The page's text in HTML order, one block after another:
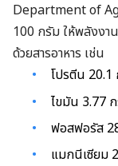
Department of
100 กรัม ให้พลังงา
ด้วยสารอาหาร เช่น
โปรตีน 20.1
ไขมัน 3.77
ฟอสฟอรัส
แมกนีเซียม